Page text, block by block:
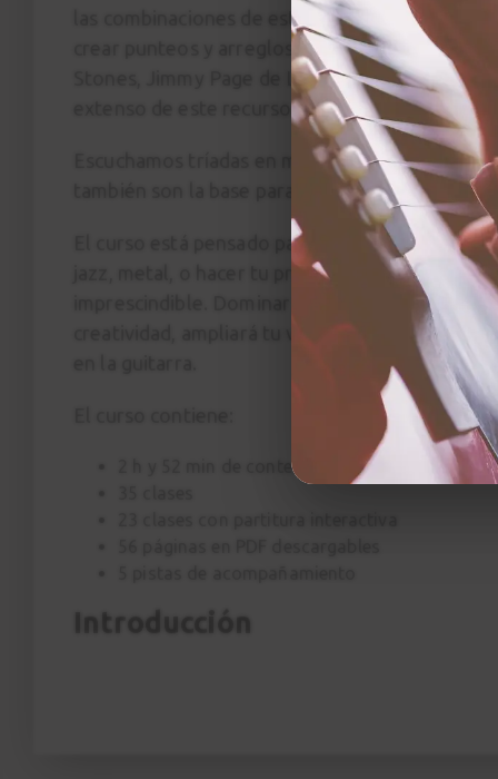
las combinaciones de estos acordes en el
crear punteos y arreglos de
Stones, Jimmy Page de Led Zeppelin, Randy
extenso de este recurso.
Escuchamos tríadas en muchos riffs de rock,
también son la base para acordes de séptima
El curso está pensado para guitarristas de
jazz, metal, o hacer tu propio arreglo de un
imprescindible. Dominar las tríadas no solo
creatividad, ampliará tu visión musical y te
2 h y 52 min de contenido en 4K con
Introducción